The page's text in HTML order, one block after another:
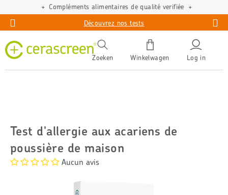
Compléments alimentaires de qualité verifiée
Découvrez nos tests
Zoeken Winkelwagen Log in
Test d'allergie aux acariens de
poussière de maison
Aucun avis